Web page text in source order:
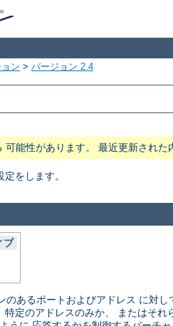
ン > バージョン 2.4
能性があります。 最近更新された
をします。
ブ
のあるポートおよびアドレス に対
定のアドレスのみか、 またはそ